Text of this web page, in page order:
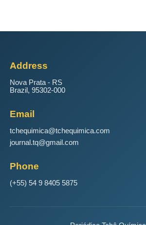
Address
Nova Prata - RS
Brazil, 95302-000
Email
tchequimica@tchequimica.com
journal.tq@gmail.com
Phone
(+55) 54 9 8405 5875